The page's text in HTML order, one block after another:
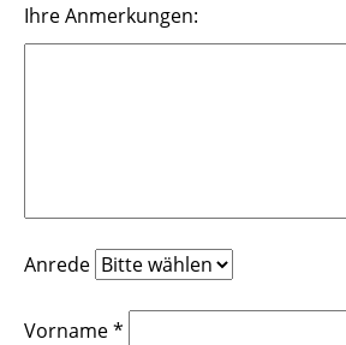
Ihre Anmerkungen:
Anrede
Vorname*